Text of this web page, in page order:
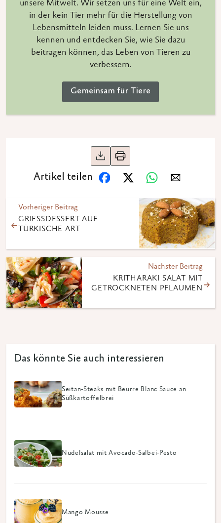
unsere Mitwelt. Wir setzen uns für eine Welt ein,
in der kein Tier mehr für die Herstellung von
Lebensmitteln leiden muss. Lernen Sie uns
kennen und entdecken Sie, wie Sie dazu
beitragen können, das Leben von Tieren zu
verbessern.
Gemeinsam für Tiere
Artikel teilen
Vorheriger Beitrag
GRIESSDESSERT AUF T
ÜRKISCHE ART
Nächster Beitrag
KRITHARAKI SALAT MIT
GETROCKNETEN PFLAUMEN
Das könnte Sie auch interessieren
Seitan-Steaks mit Beurre Blanc Sauce an
Süßkartoffelbrei
Nudelsalat mit Avocado-Salbei-Pesto
Mango Mousse